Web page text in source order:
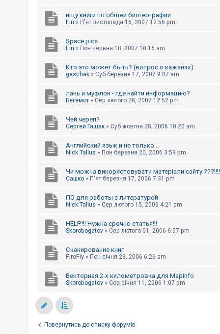
ищу книги по общей биогеографии
Fin » П'ят листопада 16, 2007 12:56 pm
Space pics
Fin » Пон червня 18, 2007 10:16 am
Кто это может быть? (вопрос о кажанах)
gaschak » Суб березня 17, 2007 9:07 am
лань и муфлон - где найти информацию?
Бегемот » Сер лютого 28, 2007 12:52 pm
Чей череп?
Сергей Гащак » Суб жовтня 28, 2006 10:20 am
Английский язык и не только...
Nick.Tallus » Пон березня 20, 2006 3:59 pm
Чи можна використовувати матеріали сайту ???!!!!
Сашко » П'ят березня 17, 2006 7:31 pm
ПО для работы с литературой
Nick.Tallus » Сер лютого 15, 2006 4:21 pm
HELP!!! Нужна срочно статья!!!
Skorobogatov » Сер лютого 01, 2006 6:57 pm
Сканирование книг
FireFly » Пон січня 23, 2006 6:26 am
Векторная 2-х километровка для MapInfo
Skorobogatov » Сер січня 11, 2006 1:07 pm
Повернутись до списку форумів